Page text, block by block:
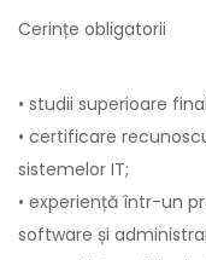
Cerințe obligatorii
• studii superioare
• certificare
sistemelor IT;
• experiență într-un
software și